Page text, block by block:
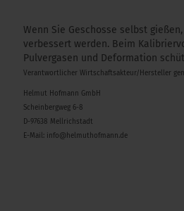
Wenn Sie Geschosse selbst
verbessert werden. Beim
Pulvergasen und Deformation
Verantwortlicher Wirtschaftsakteur/Hersteller
Helmut Hofmann GmbH
Scheinbergweg 6-8
D-97638 Mellrichstadt
E-Mail: info@helmuthofmann.de